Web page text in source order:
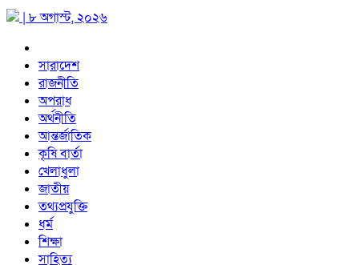
| ৮ অগাস্ট, ২০২৬
সারাদেশ
রাজনীতি
অপরাধ
অর্থনীতি
আন্তর্জাতিক
কৃষি বার্তা
খেলাধুলা
জাতীয়
তথ্যপ্রযুক্তি
ধর্ম
শিক্ষা
সাহিত্য